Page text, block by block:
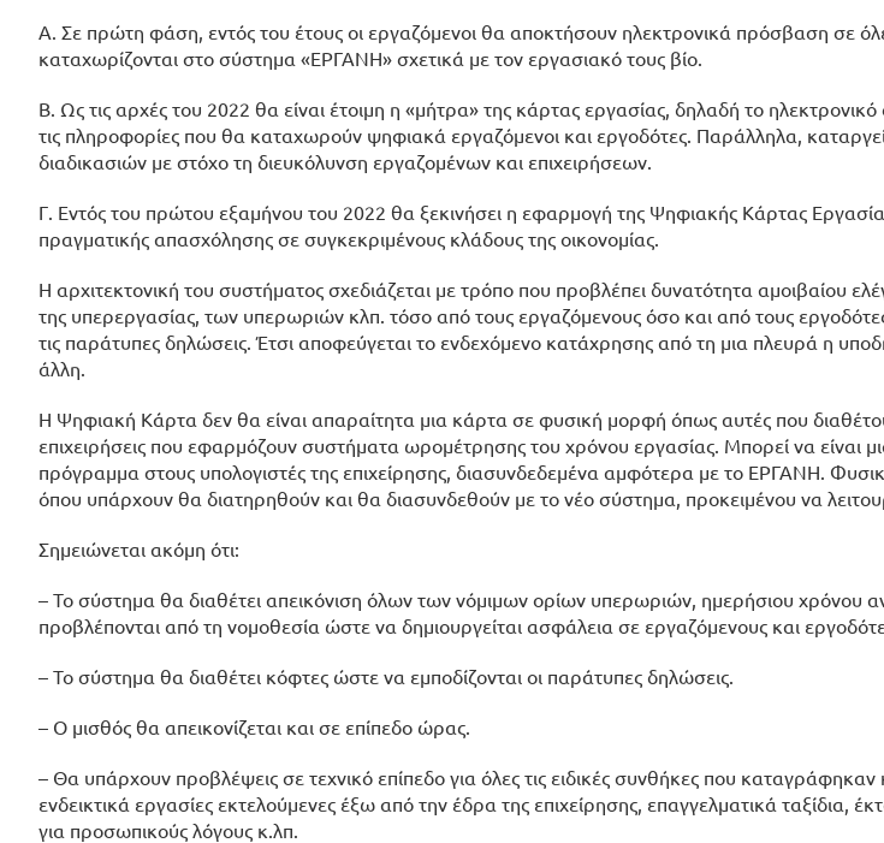
Α. Σε πρώτη φάση, εντός του έτους οι εργαζόμενοι θα αποκτήσουν ηλεκτρονικά πρόσβαση σε
καταχωρίζονται στο σύστημα «ΕΡΓΑΝΗ» σχετικά με τον εργασιακό τους βίο.
Β. Ως τις αρχές του 2022 θα είναι έτοιμη η «μήτρα» της κάρτας εργασίας, δηλαδή το
τις πληροφορίες που θα καταχωρούν ψηφιακά εργαζόμενοι και εργοδότες. Παράλληλα,
διαδικασιών με στόχο τη διευκόλυνση εργαζομένων και επιχειρήσεων.
Γ. Εντός του πρώτου εξαμήνου του 2022 θα ξεκινήσει η εφαρμογή της Ψηφιακής Κάρτας
πραγματικής απασχόλησης σε συγκεκριμένους κλάδους της οικονομίας.
Η αρχιτεκτονική του συστήματος σχεδιάζεται με τρόπο που προβλέπει δυνατότητα αμοιβαίου
της υπερεργασίας, των υπερωριών κλπ. τόσο από τους εργαζόμενους όσο και από τους
τις παράτυπες δηλώσεις. Έτσι αποφεύγεται το ενδεχόμενο κατάχρησης από τη μια πλευρά η
άλλη.
Η Ψηφιακή Κάρτα δεν θα είναι απαραίτητα μια κάρτα σε φυσική μορφή όπως αυτές που
επιχειρήσεις που εφαρμόζουν συστήματα ωρομέτρησης του χρόνου εργασίας. Μπορεί να είναι
πρόγραμμα στους υπολογιστές της επιχείρησης, διασυνδεδεμένα αμφότερα με το ΕΡΓΑΝΗ.
όπου υπάρχουν θα διατηρηθούν και θα διασυνδεθούν με το νέο σύστημα, προκειμένου να
Σημειώνεται ακόμη ότι:
– Το σύστημα θα διαθέτει απεικόνιση όλων των νόμιμων ορίων υπερωριών, ημερήσιου χρόνου
προβλέπονται από τη νομοθεσία ώστε να δημιουργείται ασφάλεια σε εργαζόμενους και
– Το σύστημα θα διαθέτει κόφτες ώστε να εμποδίζονται οι παράτυπες δηλώσεις.
– Ο μισθός θα απεικονίζεται και σε επίπεδο ώρας.
– Θα υπάρχουν προβλέψεις σε τεχνικό επίπεδο για όλες τις ειδικές συνθήκες που
ενδεικτικά εργασίες εκτελούμενες έξω από την έδρα της επιχείρησης, επαγγελματικά ταξίδια,
για προσωπικούς λόγους κ.λπ.